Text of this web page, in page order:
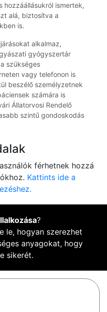
hozzáállásukról ismertek,
alá, biztosítva a
is.
alkalmaz,
gyógyszertár
szükséges
vagy telefonon is
beszélő személyzetnek
számára is
Állatorvosi Rendelő
szintű gondoskodás
férhetnek hozzá
Kattints ide a
?
le, hogyan szerezhet
anyagokat, hogy
sikerét.